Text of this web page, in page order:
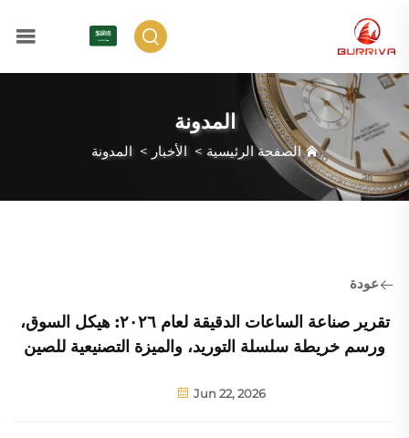
المدونة
الصفحة الرئيسية > الأخبار > المدونة
عودة
تقرير صناعة الساعات الدقيقة لعام ٢٠٢٦: هيكل السوق،
ورسم خريطة سلسلة التوريد، والميزة التصنيعية للصين
Jun 22, 2026